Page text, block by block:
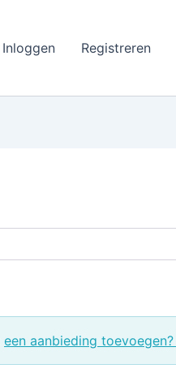
Inloggen Registreren
een aanbieding toevoegen?